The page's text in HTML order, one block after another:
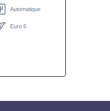
Automatique
Euro 6